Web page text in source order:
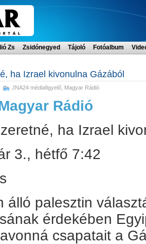
Zs Zsidónegyed Tájoló Fotóalbum
ha Izrael kivonulna Gázából
JNA24 médiafigyelő Magyar Rádió
Rádió
ha Izrael
3., hétfő 7:42
álló palesztin
érdekében
csapatait a